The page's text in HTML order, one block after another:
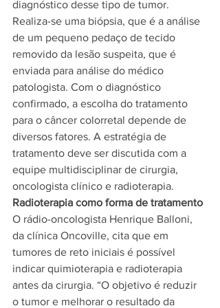
diagnóstico desse tipo de tumor.
Realiza-se uma biópsia, que é a análise
de um pequeno pedaço de tecido
removido da lesão suspeita, que é
enviada para análise do médico
patologista. Com o diagnóstico
confirmado, a escolha do tratamento
para o câncer colorretal depende de
diversos fatores. A estratégia de
tratamento deve ser discutida com a
equipe multidisciplinar de cirurgia,
oncologista clínico e radioterapia.
Radioterapia como forma de tratamento
O rádio-oncologista Henrique Balloni,
da clínica Oncoville, cita que em
tumores de reto iniciais é possível
indicar quimioterapia e radioterapia
antes da cirurgia. “O objetivo é reduzir
o tumor e melhorar o resultado da